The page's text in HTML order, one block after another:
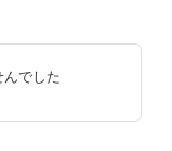
んでした